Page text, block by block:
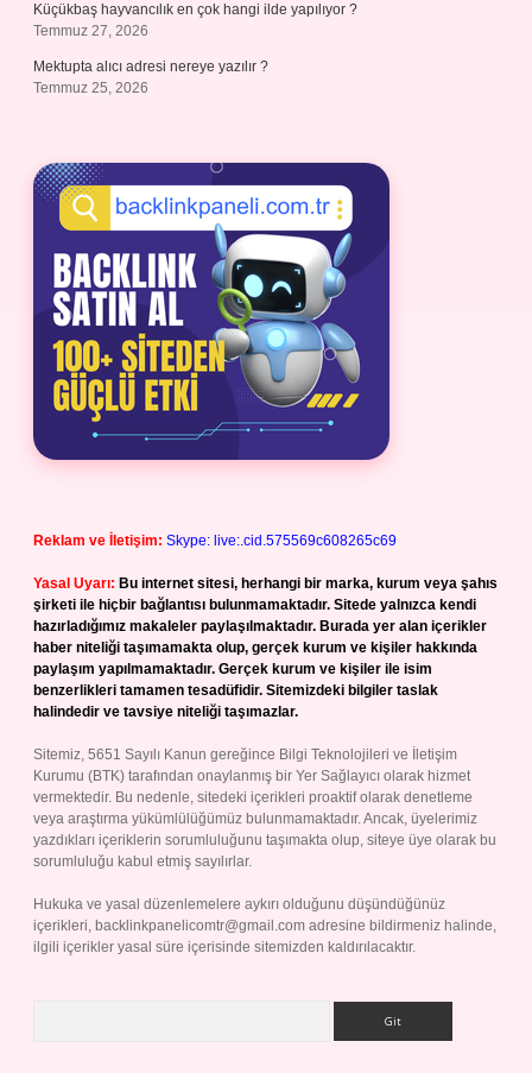
Küçükbaş hayvancılık en çok hangi ilde yapılıyor ?
Temmuz 27, 2026
Mektupta alıcı adresi nereye yazılır ?
Temmuz 25, 2026
Reklam ve İletişim: Skype: live:.cid.575569c608265c69
Yasal Uyarı: Bu internet sitesi, herhangi bir marka, kurum veya şahıs
şirketi ile hiçbir bağlantısı bulunmamaktadır. Sitede yalnızca kendi
hazırladığımız makaleler paylaşılmaktadır. Burada yer alan içerikler
haber niteliği taşımamakta olup, gerçek kurum ve kişiler hakkında
paylaşım yapılmamaktadır. Gerçek kurum ve kişiler ile isim
benzerlikleri tamamen tesadüfidir. Sitemizdeki bilgiler taslak
halindedir ve tavsiye niteliği taşımazlar.
Sitemiz, 5651 Sayılı Kanun gereğince Bilgi Teknolojileri ve İletişim
Kurumu (BTK) tarafından onaylanmış bir Yer Sağlayıcı olarak hizmet
vermektedir. Bu nedenle, sitedeki içerikleri proaktif olarak denetleme
veya araştırma yükümlülüğümüz bulunmamaktadır. Ancak, üyelerimiz
yazdıkları içeriklerin sorumluluğunu taşımakta olup, siteye üye olarak bu
sorumluluğu kabul etmiş sayılırlar.
Hukuka ve yasal düzenlemelere aykırı olduğunu düşündüğünüz
içerikleri, backlinkpanelicomtr@gmail.com adresine bildirmeniz halinde,
ilgili içerikler yasal süre içerisinde sitemizden kaldırılacaktır.